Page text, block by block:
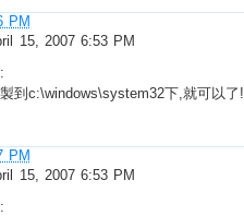
PM
15, 2007 6:53 PM
到c:\windows\system32下,就可以了!
PM
15, 2007 6:53 PM